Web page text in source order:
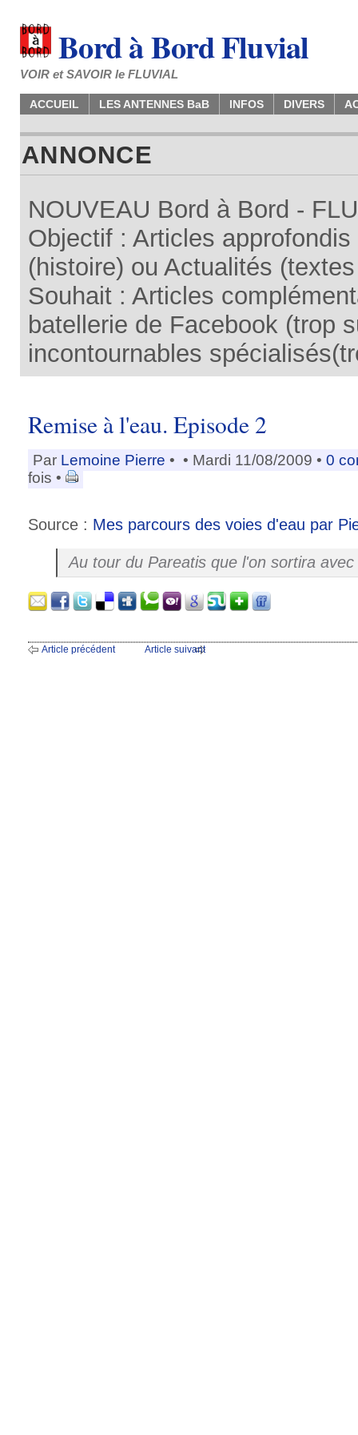
Bord à Bord Fluvial
VOIR et SAVOIR le FLUVIAL
ACCUEIL LES ANTENNES BaB INFOS DIVERS
ANNONCE
NOUVEAU Bord à Bord -
Objectif : Articles
(histoire) ou Actualités
Souhait : Articles
batellerie de Facebook (trop
incontournables
Remise à l'eau. Episode 2
Par Lemoine Pierre • • Mardi 11/08/2009 • 0
fois •
Source : Mes parcours des voies d'eau par
Au tour du Pareatis que l'on sortira
Article précédent Article suivant